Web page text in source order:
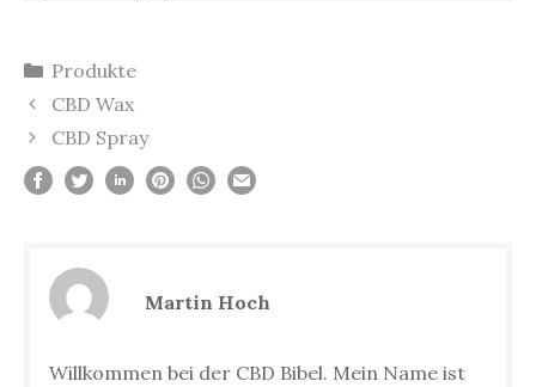
Kategorien
Produkte
Beitrags-
Navigation
CBD Wax
CBD Spray
Martin Hoch
Willkommen bei der CBD Bibel. Mein Name ist